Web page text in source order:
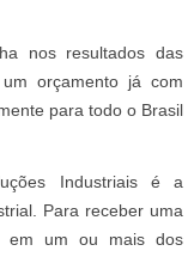
nos resultados das
orçamento já com
para todo o Brasil
Industriais é a
Para receber uma
em um ou mais dos